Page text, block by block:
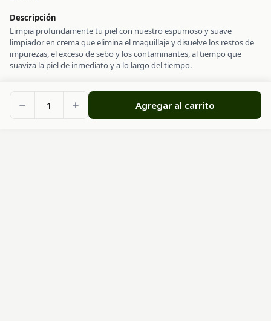
Descripción
Limpia profundamente tu piel con nuestro espumoso y suave
limpiador en crema que elimina el maquillaje y disuelve los restos de
impurezas, el exceso de sebo y los contaminantes, al tiempo que
suaviza la piel de inmediato y a lo largo del tiempo.
1 Agregar al carrito